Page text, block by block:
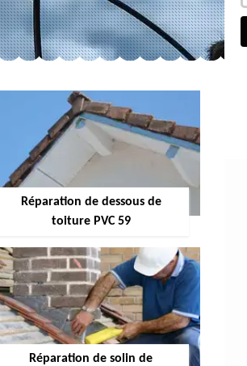
Réparation de dessous de
toiture PVC 59
Réparation de solin de